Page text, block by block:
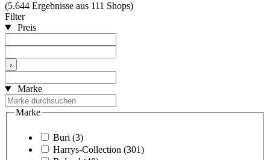
(5.644 Ergebnisse aus 111 Shops)
Filter
Preis
›
Marke
Marke
Buri (3)
Harrys-Collection (301)